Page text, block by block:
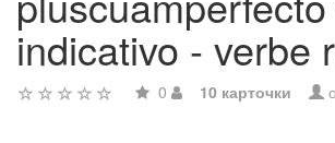
indicativo - verbe
0 10 карточки